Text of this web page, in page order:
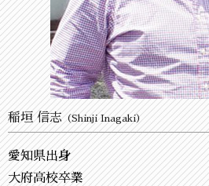
稲垣 信志（Shinji Inagaki）
愛知県出身
大府高校卒業